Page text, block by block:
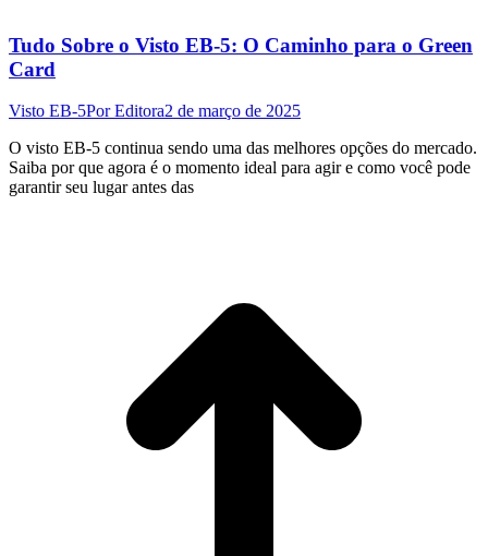
Tudo Sobre o Visto EB-5: O Caminho para o Green
Card
Visto EB-5PorEditora2 de março de 2025
O visto EB-5 continua sendo uma das melhores opções do mercado.
Saiba por que agora é o momento ideal para agir e como você pode
garantir seu lugar antes das